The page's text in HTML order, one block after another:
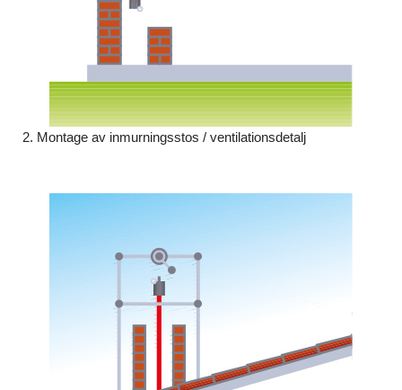
2. Montage av inmurningsstos / ventilationsdetalj